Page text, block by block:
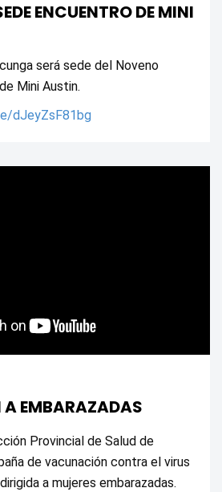
ENCUENTRO DE MINI
será sede del Noveno
Mini Austin.
dJeyZsF81bg
EMBARAZADAS
Provincial de Salud de
de vacunación contra el virus
a mujeres embarazadas.